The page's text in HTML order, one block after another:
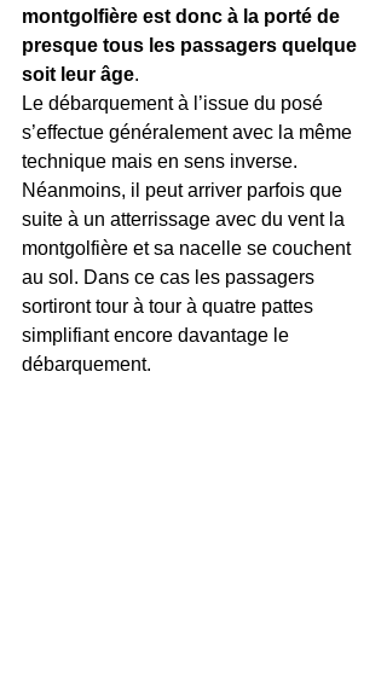
montgolfière est donc à la porté de
presque tous les passagers quelque
soit leur âge.
Le débarquement à l’issue du posé
s’effectue généralement avec la même
technique mais en sens inverse.
Néanmoins, il peut arriver parfois que
suite à un atterrissage avec du vent la
montgolfière et sa nacelle se couchent
au sol. Dans ce cas les passagers
sortiront tour à tour à quatre pattes
simplifiant encore davantage le
débarquement.